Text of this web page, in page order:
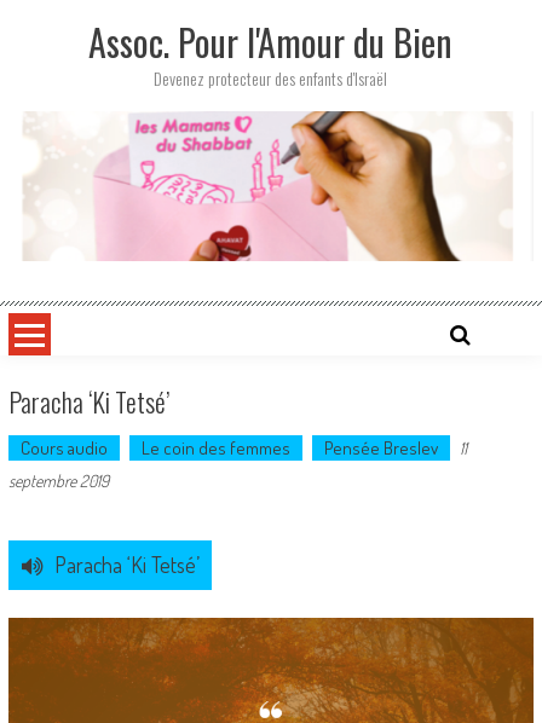
Assoc. Pour l'Amour du Bien
Devenez protecteur des enfants d'Israël
Paracha ‘Ki Tetsé’
Cours audio Le coin des femmes Pensée Breslev
11
septembre 2019
Paracha ‘Ki Tetsé’